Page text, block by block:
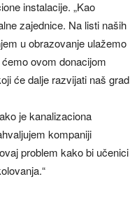
instalacije. „Kao
zajednice. Na listi naših
u obrazovanje ulažemo
ovom donacijom
će dalje razvijati naš grad
je kanalizaciona
kompaniji
problem kako bi učenici